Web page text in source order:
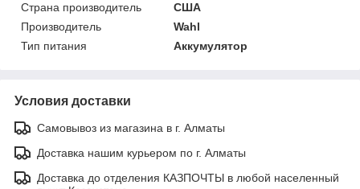
Страна производитель
США
Производитель
Wahl
Тип питания
Аккумулятор
Условия доставки
Самовывоз из магазина в г. Алматы
Доставка нашим курьером по г. Алматы
Доставка до отделения КАЗПОЧТЫ в любой населенный